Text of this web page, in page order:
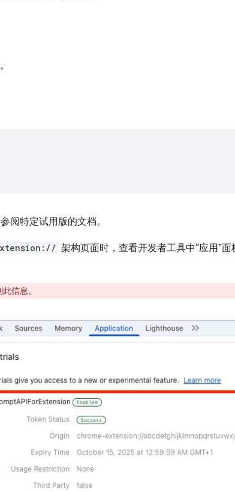
阅特定试用版的文档。
架构页面时，查看开发者工具中“应用”面
信息。